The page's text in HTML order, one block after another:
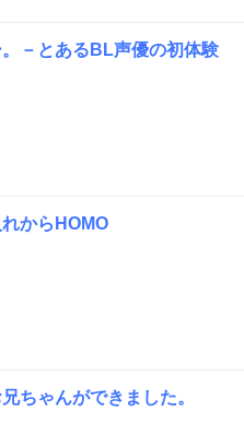
－とあるBL声優の初体験
れからHOMO
ちゃんができました。